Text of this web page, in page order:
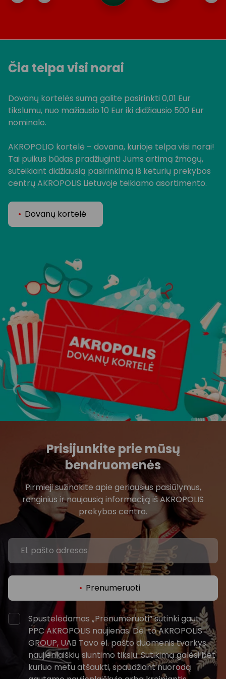
Čia telpa visi norai
Dovanų kortelės sumą galite pasirinkti 0,01 Eur
tikslumu, nuo mažiausio 10 Eur iki didžiausio 500 Eur
nominalo.
AKROPOLIO kortelė – dovana, kurioje telpa visi norai!
Tai puikus būdas pradžiuginti Jums artimą žmogų,
suteikiant didžiausią pasirinkimą iš keturių prekybos
centrų AKROPOLIS Lietuvoje teikiamo asortimento.
Dovanų kortelė
Prisijunkite prie mūsų
bendruomenės
Pirmieji sužinokite apie geriausius pasiūlymus,
renginius ir naujausią informaciją iš AKROPOLIS
prekybos centro.
Prenumeruoti
Spustelėdamas „Prenumeruoti“ sutinki gauti
PPC AKROPOLIS naujienas. Dėl to AKROPOLIS
GROUP, UAB Tavo el. pašto duomenis tvarkys
naujienlaiškių siuntimo tikslu. Sutikimą galėsi bet
kuriuo metu atšaukti, spaudžiant nuorodą